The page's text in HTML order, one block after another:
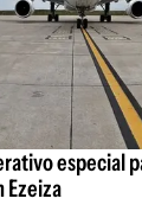
especial
Ezeiza